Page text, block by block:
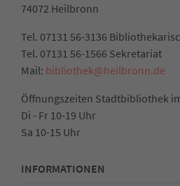
74072 Heilbronn
Tel. 07131 56-3136
Tel. 07131 56-1566 Sekretariat
Mail: bibliothek@heilbronn.de
Öffnungszeiten Stadtbibliothek
Di - Fr 10-19 Uhr
Sa 10-15 Uhr
INFORMATIONEN